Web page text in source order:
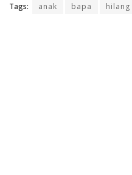
Tags: anak bapa hilang